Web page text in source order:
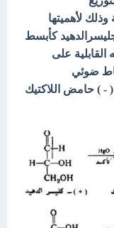
وذلك لأهميتها
كأبسط
القابلية على
ضوئي
- ) حامض اللاكتيك